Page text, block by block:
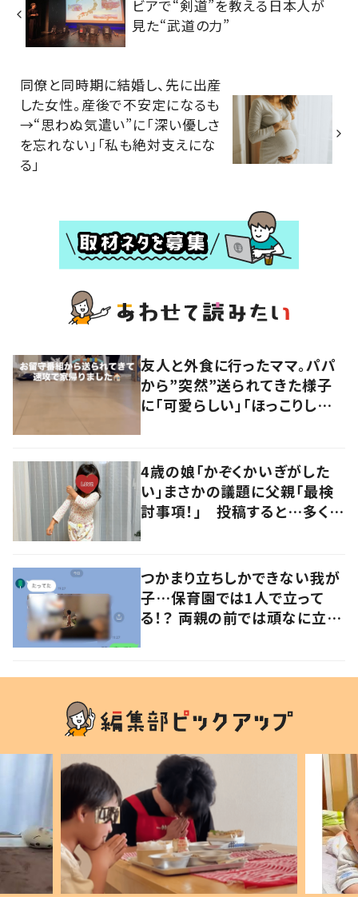
ビアで“剣道”を教える日本人が
見た“武道の力”
同僚と同時期に結婚し、先に出産
した女性。産後で不安定になるも
→“思わぬ気遣い”に「深い優しさ
を忘れない」「私も絶対支えにな
る」
友人と外食に行ったママ。パパ
から”突然”送られてきた様子
に「可愛らしい」「ほっこりしまし
4歳の娘「かぞくかいぎがした
い」まさかの議題に父親「最検
討事項！」 投稿すると…多くの
つかまり立ちしかできない我が
子…保育園では1人で立って
る！？ 両親の前では頑なに立た